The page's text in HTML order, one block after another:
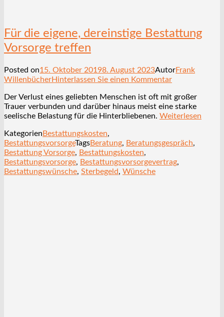
Für die eigene, dereinstige Bestattung
Vorsorge treffen
Posted on15. Oktober 20198. August 2023AutorFrank
WillenbücherHinterlassen Sie einen Kommentar
Der Verlust eines geliebten Menschen ist oft mit großer
Trauer verbunden und darüber hinaus meist eine starke
seelische Belastung für die Hinterbliebenen. Weiterlesen
Kategorien Bestattungskosten,
BestattungsvorsorgeTagsBeratung, Beratungsgespräch,
Bestattung Vorsorge, Bestattungskosten,
Bestattungsvorsorge, Bestattungsvorsorgevertrag,
Bestattungswünsche, Sterbegeld, Wünsche